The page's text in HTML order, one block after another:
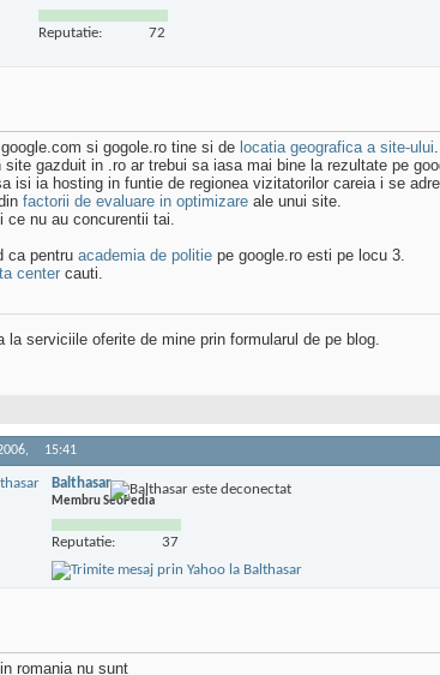
Reputatie: 72
si gogole.ro tine si de locatia geografica a site-ului.
site gazduit in .ro ar trebui sa iasa mai bine la rezultate pe
isi ia hosting in funtie de regionea vizitatorilor careia i se
factorii de evaluare in optimizare ale unui site.
ce nu au concurentii tai.
ca pentru academia de politie pe google.ro esti pe locu 3.
center cauti.
la serviciile oferite de mine prin formularul de pe blog.
15:41
Balthasar
Membru SeoPedia
Reputatie: 37
romania nu sunt